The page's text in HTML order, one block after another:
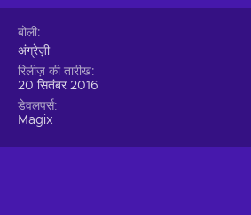
बोली
अंग्रेज़ी
रिलीज़ की तारीख
20 सितंबर 2016
डेवलपर्स
Magix